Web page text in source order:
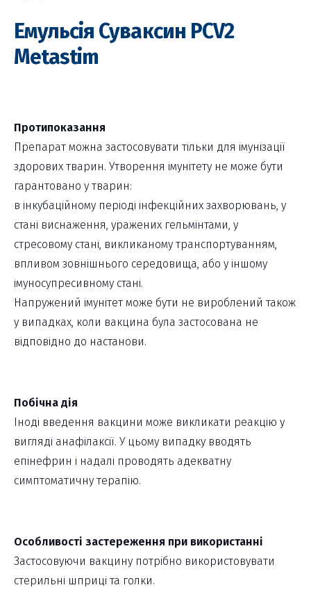
Емульсія Суваксин РСV2
Metastim
Протипоказання
Препарат можна застосовувати тільки для імунізації
здорових тварин. Утворення імунітету не може бути
гарантовано у тварин:
в інкубаційному періоді інфекційних захворювань, у
стані виснаження, уражених гельмінтами, у
стресовому стані, викликаному транспортуванням,
впливом зовнішнього середовища, або у іншому
імуносупресивному стані.
Напружений імунітет може бути не вироблений також
у випадках, коли вакцина була застосована не
відповідно до настанови.
Побічна дія
Іноді введення вакцини може викликати реакцію у
вигляді анафілаксії. У цьому випадку вводять
епінефрин і надалі проводять адекватну
симптоматичну терапію.
Особливості застереження при використанні
Застосовуючи вакцину потрібно використовувати
стерильні шприці та голки.